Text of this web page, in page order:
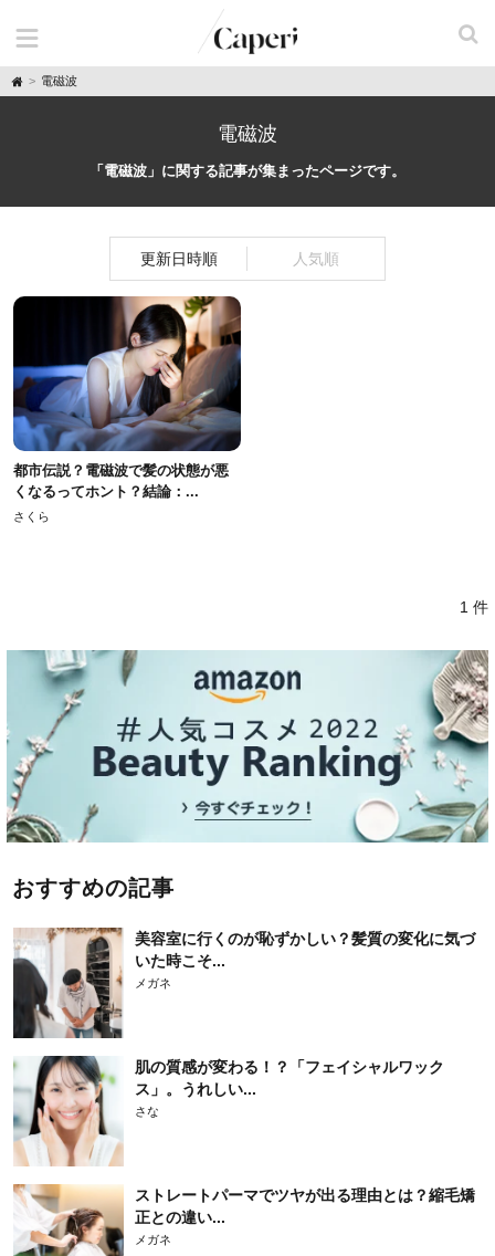
H
o
電磁波
電磁波
「電磁波」に関する記事が集まったページです。
更新日時順 人気順
都市伝説？電磁波で髪の状態が悪
くなるってホント？結論：...
さくら
1 件
おすすめの記事
美容室に行くのが恥ずかしい？髪質の変化に気づ
いた時こそ...
メガネ
肌の質感が変わる！？「フェイシャルワック
ス」。うれしい...
さな
ストレートパーマでツヤが出る理由とは？縮毛矯
正との違い...
メガネ